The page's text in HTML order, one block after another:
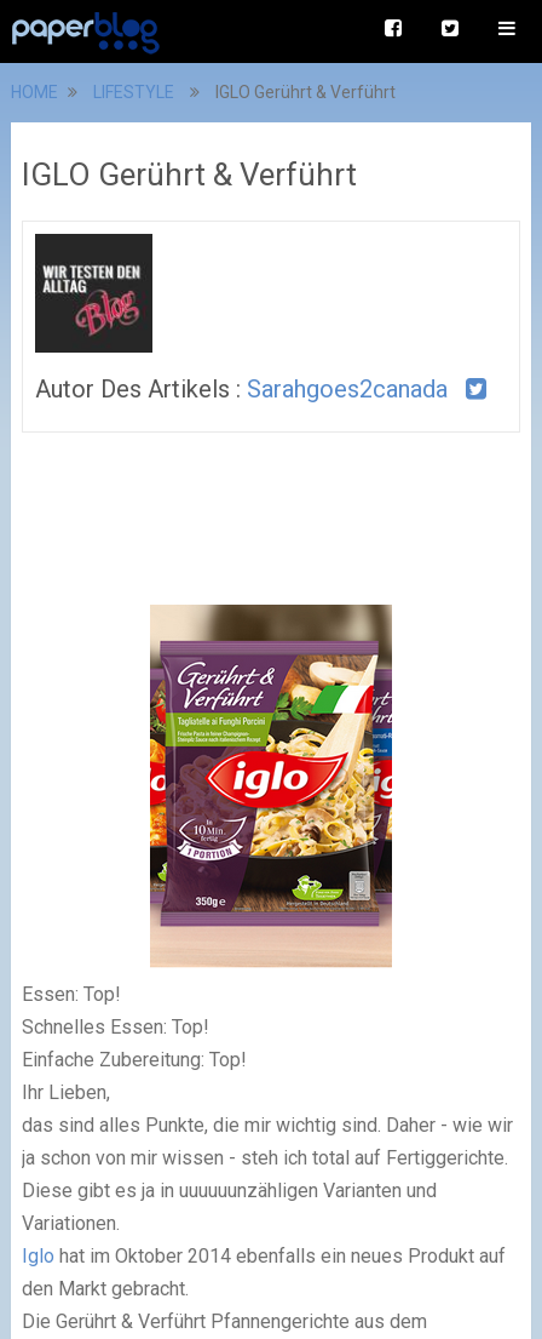
HOME LIFESTYLE IGLO Gerührt & Verführt
IGLO Gerührt & Verführt
Autor Des Artikels : Sarahgoes2canada
Essen: Top!
Schnelles Essen: Top!
Einfache Zubereitung: Top!
Ihr Lieben,
das sind alles Punkte, die mir wichtig sind. Daher - wie wir
ja schon von mir wissen - steh ich total auf Fertiggerichte.
Diese gibt es ja in uuuuuunzähligen Varianten und
Variationen.
Iglo hat im Oktober 2014 ebenfalls ein neues Produkt auf
den Markt gebracht.
Die Gerührt & Verführt Pfannengerichte aus dem